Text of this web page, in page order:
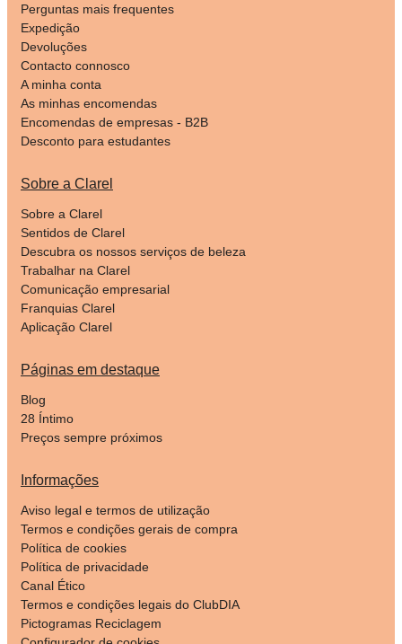
Perguntas mais frequentes
Expedição
Devoluções
Contacto connosco
A minha conta
As minhas encomendas
Encomendas de empresas - B2B
Desconto para estudantes
Sobre a Clarel
Sobre a Clarel
Sentidos de Clarel
Descubra os nossos serviços de beleza
Trabalhar na Clarel
Comunicação empresarial
Franquias Clarel
Aplicação Clarel
Páginas em destaque
Blog
28 Íntimo
Preços sempre próximos
Informações
Aviso legal e termos de utilização
Termos e condições gerais de compra
Política de cookies
Política de privacidade
Canal Ético
Termos e condições legais do ClubDIA
Pictogramas Reciclagem